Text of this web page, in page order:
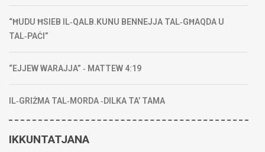
“ĦUDU ĦSIEB IL‑QALB.KUNU BENNEJJA TAL‑GĦAQDA U
TAL‑PAĊI”
“EJJEW WARAJJA” ‑ MATTEW 4:19
IL‑GRIŻMA TAL‑MORDA ‑DILKA TA’ TAMA
IKKUNTATJANA